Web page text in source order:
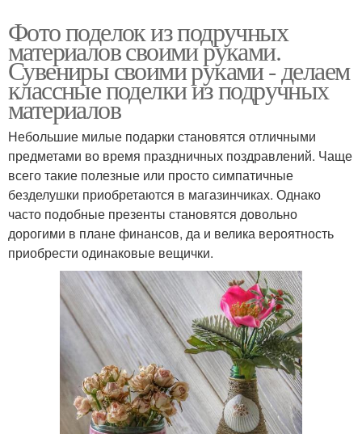
Фото поделок из подручных
материалов своими руками.
Сувениры своими руками - делаем
классные поделки из подручных
материалов
Небольшие милые подарки становятся отличными
предметами во время праздничных поздравлений. Чаще
всего такие полезные или просто симпатичные
безделушки приобретаются в магазинчиках. Однако
часто подобные презенты становятся довольно
дорогими в плане финансов, да и велика вероятность
приобрести одинаковые вещички.